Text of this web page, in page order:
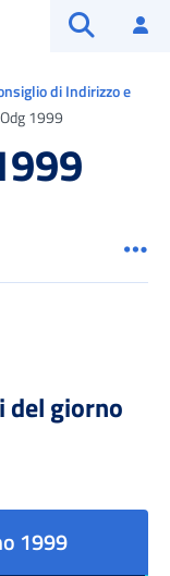
di Indirizzo e
1999
del giorno
1999